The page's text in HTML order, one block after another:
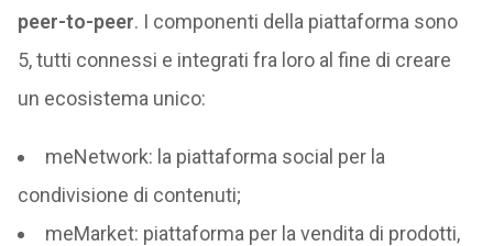
peer-to-peer. I componenti della piattaforma sono
5, tutti connessi e integrati fra loro al fine di creare
un ecosistema unico:
meNetwork: la piattaforma social per la
condivisione di contenuti;
meMarket: piattaforma per la vendita di prodotti,